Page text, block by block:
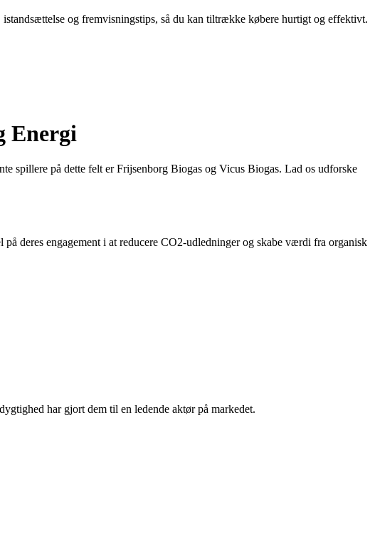
og fremvisningstips, så du kan tiltrække købere hurtigt og effektivt.
Energi
spillere på dette felt er Frijsenborg Biogas og Vicus Biogas. Lad os udforske
deres engagement i at reducere CO2-udledninger og skabe værdi fra organisk
har gjort dem til en ledende aktør på markedet.